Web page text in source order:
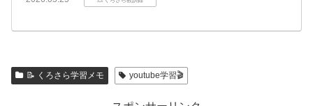
📝 くろさら学習メモ youtube学習🎬